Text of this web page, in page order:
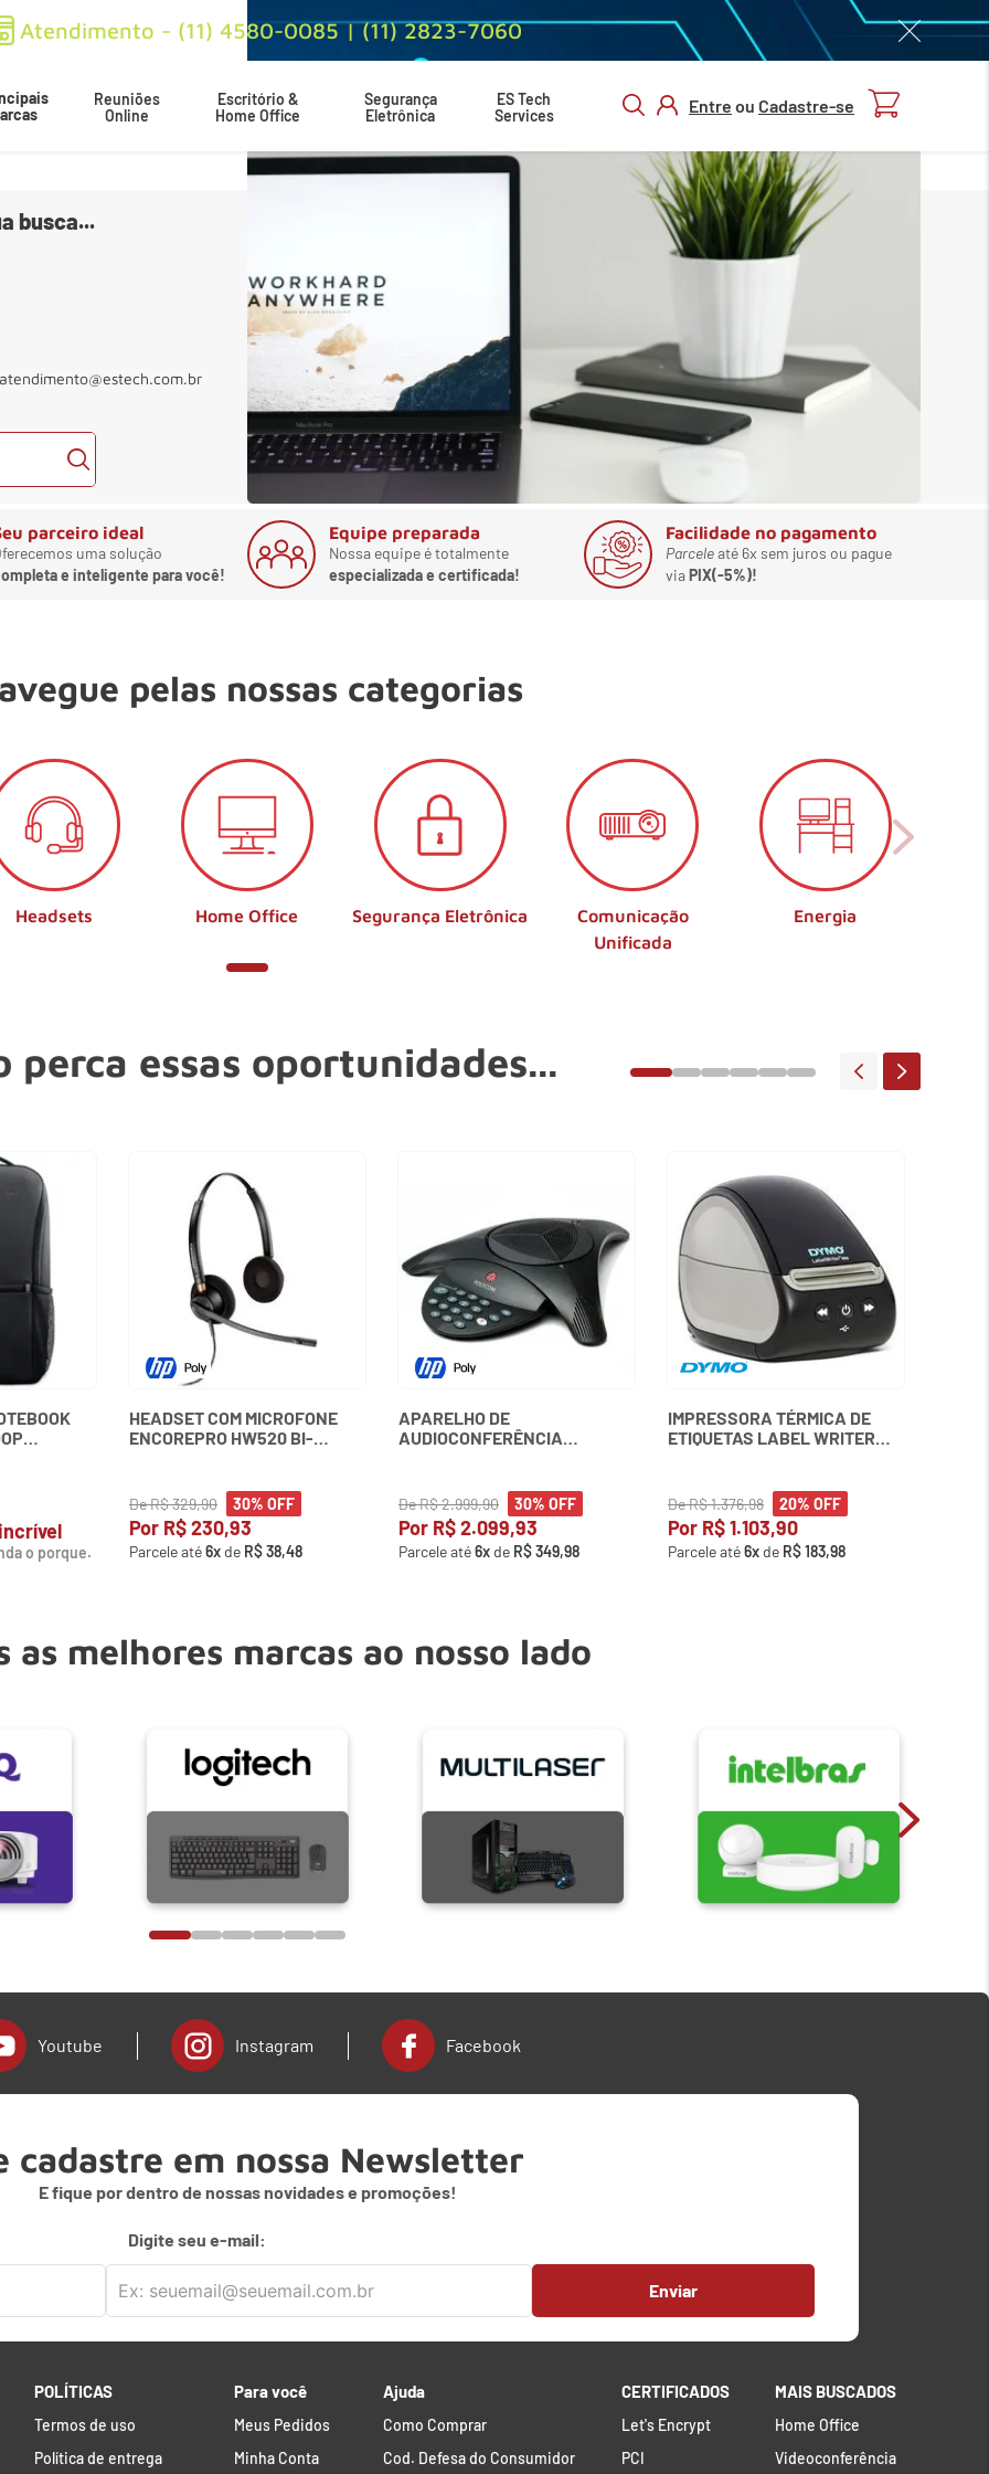
Atendimento - (11) 4580-0085 | (11) 2823-7060
Reuniões
Online
Escritório &
Home Office
Segurança
Eletrônica
ES Tech
Services
Entre ou Cadastre-se
CADASTRAR
busca...
atendimento@estech.com.br
parceiro ideal
uma solução
e inteligente para você!
Equipe preparada
Nossa equipe é totalmente
especializada e certificada!
Facilidade no pagamento
Parceleaté 6x sem juros ou pague
viaPIX(-5%)!
pelas nossas categorias
Headsets Home Office Segurança Eletrônica
Comunicação
Unificada
Energia
perca essas oportunidades...
o porque.
HEADSET COM MICROFONE
ENCOREPRO HW520 BI-
DeR$329,90 30% OFF
Por R$230,93
Parcele até6x de R$38,48
APARELHO DE
AUDIOCONFERÊNCIA
DeR$2.999,90 30% OFF
Por R$2.099,93
Parcele até6x de R$349,98
IMPRESSORA TÉRMICA DE
ETIQUETAS LABEL WRITER
DeR$1.376,98 20% OFF
Por R$1.103,90
Parcele até6x de R$183,98
as melhores marcas ao nosso lado
Youtube Instagram Facebook
cadastre em nossa Newsletter
E fique por dentro de nossas novidades e promoções!
Digite seu e-mail:
Enviar
POLÍTICAS
Termos de uso
Política de entrega
Para você
Meus Pedidos
Minha Conta
Ajuda
Como Comprar
Cod. Defesa do Consumidor
CERTIFICADOS
Let's Encrypt
PCI
MAIS BUSCADOS
Home Office
Videoconferência